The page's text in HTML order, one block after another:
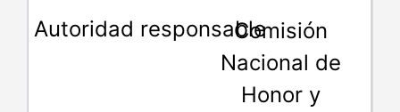
Comisión
Nacional de
Honor y